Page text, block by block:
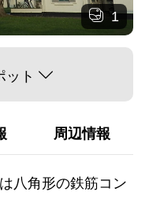
1
ット
周辺情報
八角形の鉄筋コン